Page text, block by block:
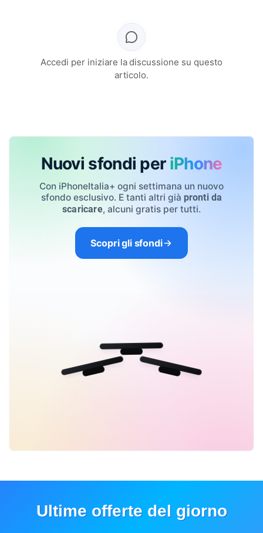
Accedi per iniziare la discussione su questo
articolo.
Nuovi sfondi per iPhone
Con iPhoneItalia+ ogni settimana un nuovo
sfondo esclusivo. E tanti altri già pronti da
scaricare, alcuni gratis per tutti.
Scopri gli sfondi
Ultime offerte del giorno